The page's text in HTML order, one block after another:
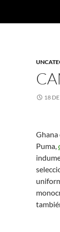
18
Ghana
Puma,